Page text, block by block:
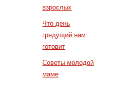
взрослых
Что день
грядущий нам
готовит
Советы молодой
маме